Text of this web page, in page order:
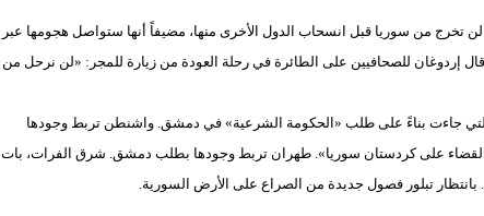
تخرج من سوريا قبل انسحاب الدول الأخرى منها، مضيفاً أنها ستواصل هجومها عبر
إردوغان للصحافيين على الطائرة في رحلة العودة من زيارة للمجر: «لن نرحل من
التي جاءت بناءً على طلب «الحكومة الشرعية» في دمشق. واشنطن تربط وجودها
على كردستان سوريا». طهران تربط وجودها بطلب دمشق. شرق الفرات، بات
تبلور فصول جديدة من الصراع على الأرض السورية.